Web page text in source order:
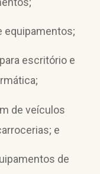
equipamentos;
escritório e
de veículos
e
de